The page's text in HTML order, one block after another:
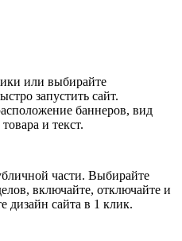
или выбирайте
запустить сайт.
баннеров, вид
и текст.
части. Выбирайте
включайте, отключайте и
дизайн сайта в 1 клик.